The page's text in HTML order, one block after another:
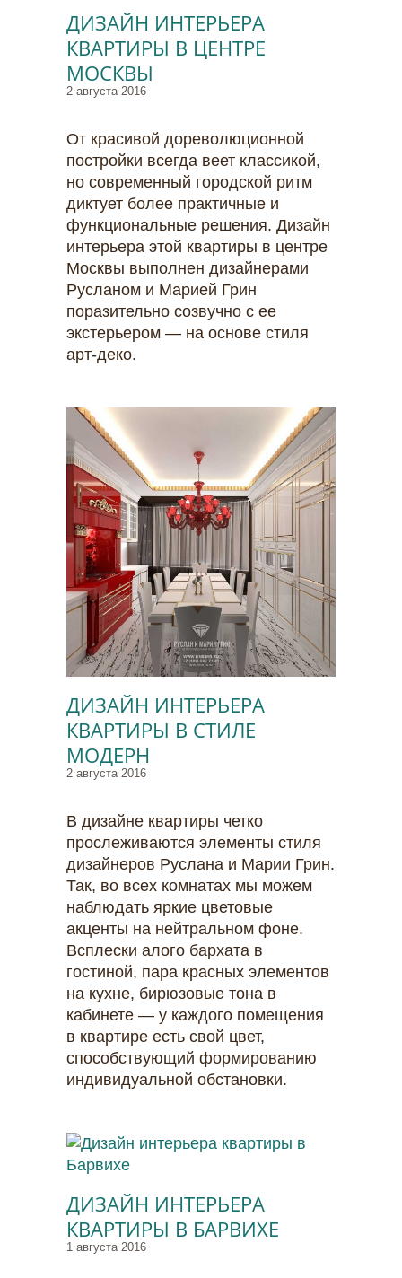
ДИЗАЙН ИНТЕРЬЕРА
КВАРТИРЫ В ЦЕНТРЕ
МОСКВЫ
2 августа 2016
От красивой дореволюционной
постройки всегда веет классикой,
но современный городской ритм
диктует более практичные и
функциональные решения. Дизайн
интерьера этой квартиры в центре
Москвы выполнен дизайнерами
Русланом и Марией Грин
поразительно созвучно с ее
экстерьером — на основе стиля
арт-деко.
ДИЗАЙН ИНТЕРЬЕРА
КВАРТИРЫ В СТИЛЕ
МОДЕРН
2 августа 2016
В дизайне квартиры четко
прослеживаются элементы стиля
дизайнеров Руслана и Марии Грин.
Так, во всех комнатах мы можем
наблюдать яркие цветовые
акценты на нейтральном фоне.
Всплески алого бархата в
гостиной, пара красных элементов
на кухне, бирюзовые тона в
кабинете — у каждого помещения
в квартире есть свой цвет,
способствующий формированию
индивидуальной обстановки.
ДИЗАЙН ИНТЕРЬЕРА
КВАРТИРЫ В БАРВИХЕ
1 августа 2016